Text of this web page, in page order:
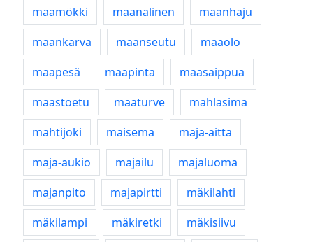
maamökki
maanalinen
maanhaju
maankarva
maanseutu
maaolo
maapesä
maapinta
maasaippua
maastoetu
maaturve
mahlasima
mahtijoki
maisema
maja-aitta
maja-aukio
majailu
majaluoma
majanpito
majapirtti
mäkilahti
mäkilampi
mäkiretki
mäkisiivu